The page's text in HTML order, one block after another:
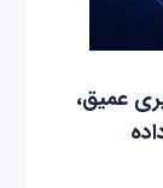
عمیق،